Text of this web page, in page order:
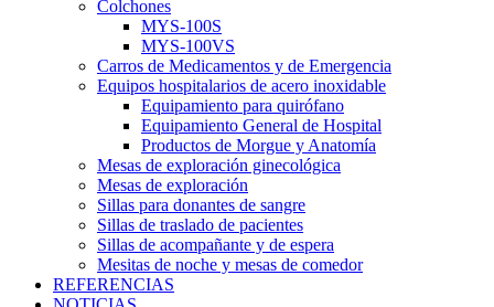
Colchones
MYS-100S
MYS-100VS
Carros de Medicamentos y de Emergencia
Equipos hospitalarios de acero inoxidable
Equipamiento para quirófano
Equipamiento General de Hospital
Productos de Morgue y Anatomía
Mesas de exploración ginecológica
Mesas de exploración
Sillas para donantes de sangre
Sillas de traslado de pacientes
Sillas de acompañante y de espera
Mesitas de noche y mesas de comedor
REFERENCIAS